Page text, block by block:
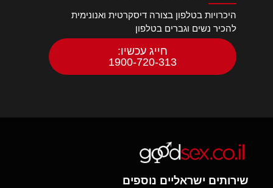
היכרויות בטלפון בצורה דיסקרטית ואנונימית
להכיר נשים וגברים בטלפון
חייג עכשיו:
1900-720-313
שירותים ישראליים נוספים